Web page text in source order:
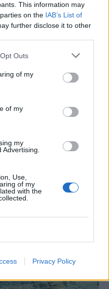
This information may
on the IAB’s List of
further disclose it to other
Outs
of my
of my
my
Use,
of my
with the
Privacy Policy